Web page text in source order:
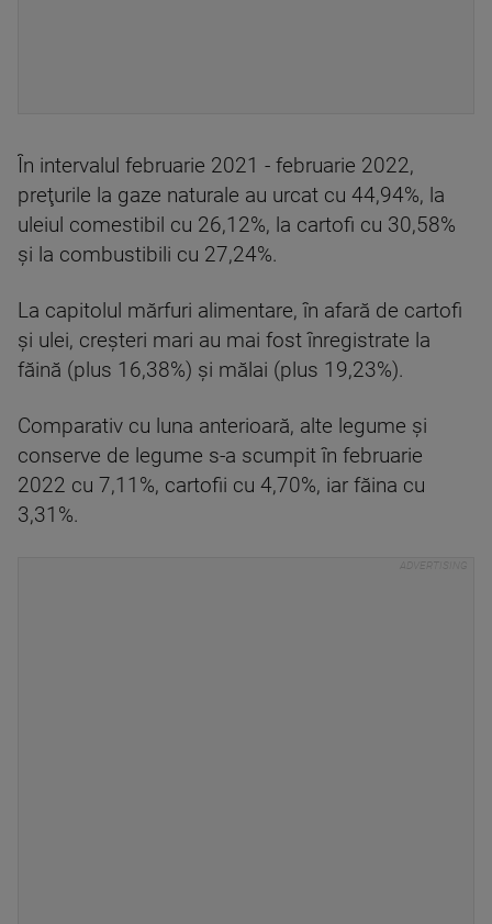
În intervalul februarie 2021 - februarie 2022,
preţurile la gaze naturale au urcat cu 44,94%, la
uleiul comestibil cu 26,12%, la cartofi cu 30,58%
şi la combustibili cu 27,24%.
La capitolul mărfuri alimentare, în afară de cartofi
şi ulei, creşteri mari au mai fost înregistrate la
făină (plus 16,38%) şi mălai (plus 19,23%).
Comparativ cu luna anterioară, alte legume şi
conserve de legume s-a scumpit în februarie
2022 cu 7,11%, cartofii cu 4,70%, iar făina cu
3,31%.